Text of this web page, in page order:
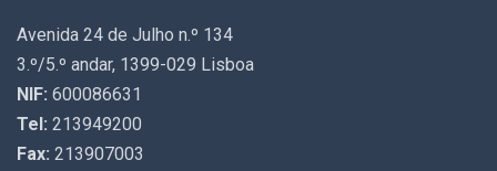
Avenida 24 de Julho n.º 134
3.º/5.º andar, 1399-029 Lisboa
NIF: 600086631
Tel: 213949200
Fax: 213907003